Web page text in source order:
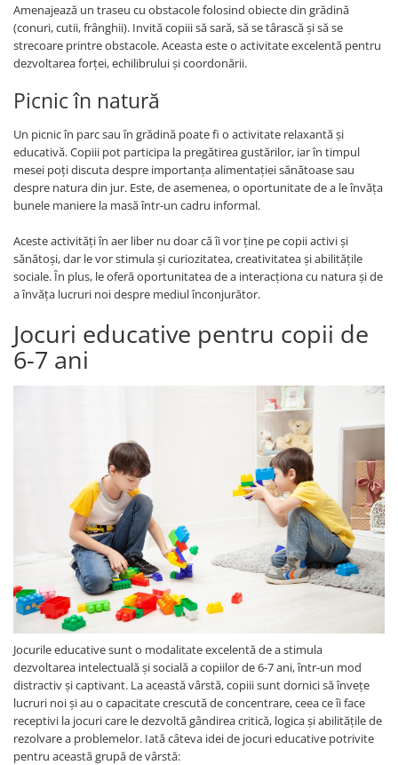
Amenajează un traseu cu obstacole folosind obiecte din grădină
(conuri, cutii, frânghii). Invită copiii să sară, să se târască și să se
strecoare printre obstacole. Aceasta este o activitate excelentă pentru
dezvoltarea forței, echilibrului și coordonării.
Picnic în natură
Un picnic în parc sau în grădină poate fi o activitate relaxantă și
educativă. Copiii pot participa la pregătirea gustărilor, iar în timpul
mesei poți discuta despre importanța alimentației sănătoase sau
despre natura din jur. Este, de asemenea, o oportunitate de a le învăța
bunele maniere la masă într-un cadru informal.
Aceste activități în aer liber nu doar că îi vor ține pe copii activi și
sănătoși, dar le vor stimula și curiozitatea, creativitatea și abilitățile
sociale. În plus, le oferă oportunitatea de a interacționa cu natura și de
a învăța lucruri noi despre mediul înconjurător.
Jocuri educative pentru copii de
6-7 ani
Jocurile educative sunt o modalitate excelentă de a stimula
dezvoltarea intelectuală și socială a copiilor de 6-7 ani, într-un mod
distractiv și captivant. La această vârstă, copiii sunt dornici să învețe
lucruri noi și au o capacitate crescută de concentrare, ceea ce îi face
receptivi la jocuri care le dezvoltă gândirea critică, logica și abilitățile de
rezolvare a problemelor. Iată câteva idei de jocuri educative potrivite
pentru această grupă de vârstă: